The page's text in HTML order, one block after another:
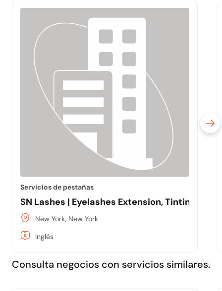
Servicios de pestañas
SN Lashes | Eyelashes Extension, Tinting,
New York, New York
Inglés
Consulta negocios con servicios similares.